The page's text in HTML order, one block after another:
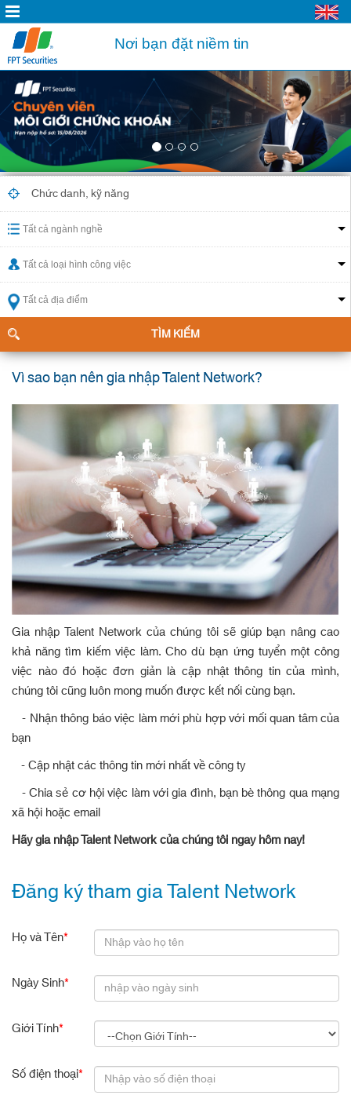
Nơi bạn đặt niềm tin
Tất cả ngành nghề
Tất cả loại hình công việc
Tất cả địa điểm
TÌM KIẾM
Vì sao bạn nên gia nhập Talent Network?
Gia nhập Talent Network của chúng tôi sẽ giúp bạn nâng cao
khả năng tìm kiếm việc làm. Cho dù bạn ứng tuyển một công
việc nào đó hoặc đơn giản là cập nhật thông tin của mình,
chúng tôi cũng luôn mong muốn được kết nối cùng bạn.
- Nhận thông báo việc làm mới phù hợp với mối quan tâm của
bạn
- Cập nhật các thông tin mới nhất về công ty
- Chia sẻ cơ hội việc làm với gia đình, bạn bè thông qua mạng
xã hội hoặc email
Hãy gia nhập Talent Network của chúng tôi ngay hôm nay!
Đăng ký tham gia Talent Network
Họ và Tên*
Ngày Sinh*
Giới Tính*
Số điện thoại*